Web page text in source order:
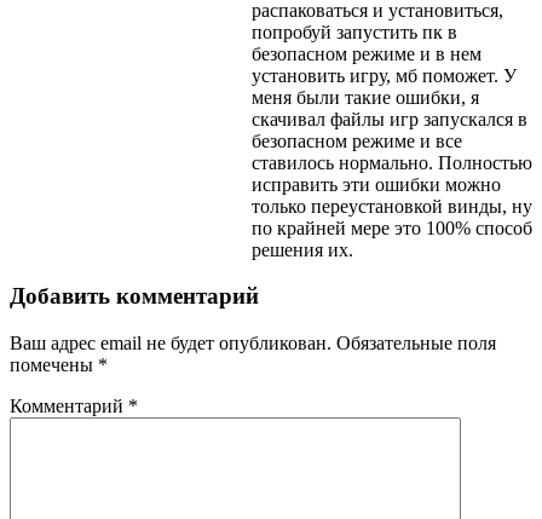
распаковаться и установиться,
попробуй запустить пк в
безопасном режиме и в нем
установить игру, мб поможет. У
меня были такие ошибки, я
скачивал файлы игр запускался в
безопасном режиме и все
ставилось нормально. Полностью
исправить эти ошибки можно
только переустановкой винды, ну
по крайней мере это 100% способ
решения их.
Добавить комментарий
Ваш адрес email не будет опубликован. Обязательные поля
помечены *
Комментарий *